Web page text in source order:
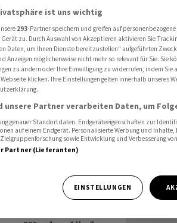
zum Wochenauftakt erwartet
Freitag und
ist uns wichtig
293-Partner speichern und greifen auf
Gerät zu. Durch Auswahl von Akzeptieren aktivieren Sie
Daten, um Ihnen Dienste bereitzustellen“ aufgeführten
Anzeigen möglicherweise nicht mehr so relevant für Sie. Sie
zu ändern oder Ihre Einwilligung zu widerrufen, indem Sie
klicken. Ihre Einstellungen gelten innerhalb unseres
unsere Partner verarbeiten Daten, um
genauer Standortdaten. Endgeräteeigenschaften zur
auf einem Endgerät. Personalisierte Werbung und Inhalte,
sowie Entwicklung und Verbesserung
Partner (Lieferanten)
EINSTELLUNGEN